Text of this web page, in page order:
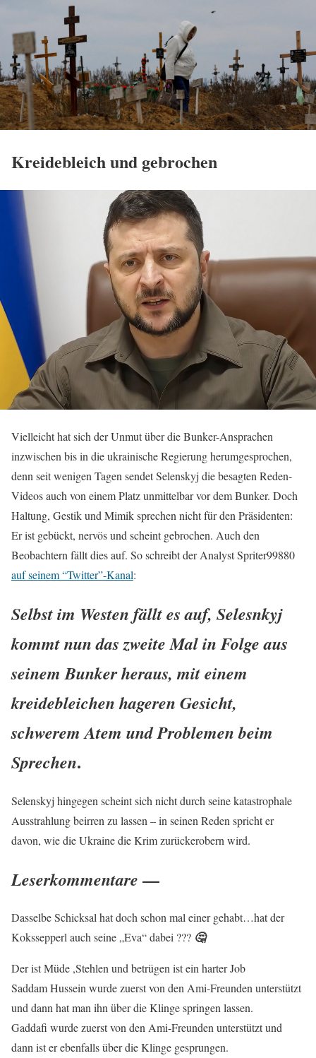
Kreidebleich und gebrochen
Vielleicht hat sich der Unmut über die Bunker-Ansprachen
inzwischen bis in die ukrainische Regierung herumgesprochen,
denn seit wenigen Tagen sendet Selenskyj die besagten Reden-
Videos auch von einem Platz unmittelbar vor dem Bunker. Doch
Haltung, Gestik und Mimik sprechen nicht für den Präsidenten:
Er ist gebückt, nervös und scheint gebrochen. Auch den
Beobachtern fällt dies auf. So schreibt der Analyst Spriter99880
auf seinem “Twitter”-Kanal:
Selbst im Westen fällt es auf, Selesnkyj
kommt nun das zweite Mal in Folge aus
seinem Bunker heraus, mit einem
kreidebleichen hageren Gesicht,
schwerem Atem und Problemen beim
Sprechen.
Selenskyj hingegen scheint sich nicht durch seine katastrophale
Ausstrahlung beirren zu lassen – in seinen Reden spricht er
davon, wie die Ukraine die Krim zurückerobern wird.
Leserkommentare —
Dasselbe Schicksal hat doch schon mal einer gehabt…hat der
Kokssepperl auch seine „Eva“ dabei ??? 🤔
Der ist Müde ,Stehlen und betrügen ist ein harter Job
Saddam Hussein wurde zuerst von den Ami-Freunden unterstützt
und dann hat man ihn über die Klinge springen lassen.
Gaddafi wurde zuerst von den Ami-Freunden unterstützt und
dann ist er ebenfalls über die Klinge gesprungen.